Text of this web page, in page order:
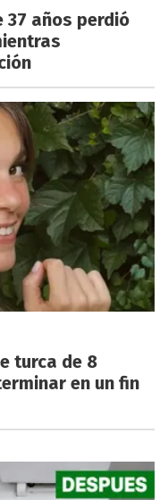
37 años perdió
turca de 8
en un fin